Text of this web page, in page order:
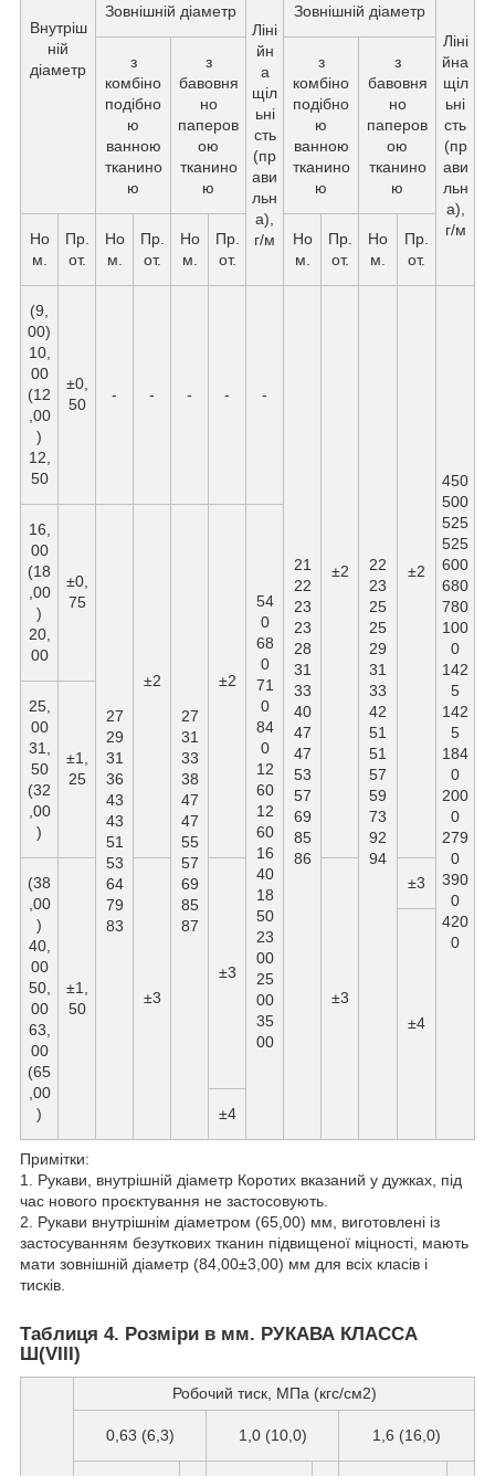
Внутріш
ній
діаметр
Зовнішній діаметр
Ліні
йн
а
щіл
ьні
сть
(пр
ави
льн
а),
г/м
Зовнішній діаметр
Ліні
йна
щіл
ьні
сть
(пр
ави
льн
а),
г/м
з
комбіно
подібно
ю
ванною
тканино
ю
з
бавовня
но
паперов
ою
тканино
ю
з
комбіно
подібно
ю
ванною
тканино
ю
з
бавовня
но
паперов
ою
тканино
ю
Но
м.
Пр.
от.
Но
м.
Пр.
от.
Но
м.
Пр.
от.
Но
м.
Пр.
от.
Но
м.
Пр.
от.
(9,
00)
10,
00
(12
,00
)
12,
50
±0,
50
- - - - -
21
22
23
23
28
31
33
40
47
47
53
57
69
85
86
±2
22
23
25
25
29
31
33
42
51
51
57
59
73
92
94
±2
450
500
525
525
600
680
780
100
0
142
5
142
5
184
0
200
0
279
0
390
0
420
0
16,
00
(18
,00
)
20,
00
±0,
75
27
29
31
36
43
43
51
53
64
79
83
±2
27
31
33
38
47
47
55
57
69
85
87
±2
54
0
68
0
71
0
84
0
12
60
12
60
16
40
18
50
23
00
25
00
35
00
25,
00
31,
50
(32
,00
)
±1,
25
(38
,00
)
40,
00
50,
00
63,
00
(65
,00
)
±1,
50
±3
±3
±3
±3
±4
±4
Примітки:
1. Рукави, внутрішній діаметр Коротих вказаний у дужках, під
час нового проєктування не застосовують.
2. Рукави внутрішнім діаметром (65,00) мм, виготовлені із
застосуванням безуткових тканин підвищеної міцності, мають
мати зовнішній діаметр (84,00±3,00) мм для всіх класів і
тисків.
Таблиця 4. Розміри в мм. РУКАВА КЛАССА
Ш(VIII)
Робочий тиск, МПа (кгс/см2)
0,63 (6,3) 1,0 (10,0) 1,6 (16,0)